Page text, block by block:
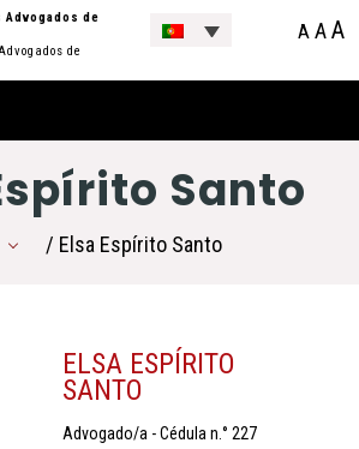
Advogados de
de
A AA
Santo
/ Elsa Espírito Santo
ELSA ESPÍRITO
SANTO
Advogado/a - Cédula n.° 227